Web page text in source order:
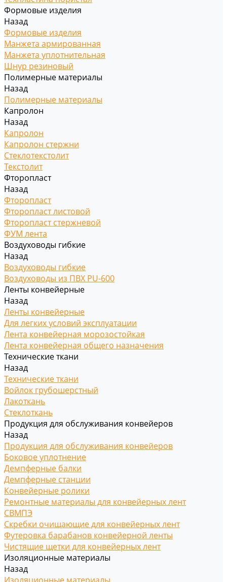
Формовые изделия
Назад
Формовые изделия
Манжета армированная
Манжета уплотнительная
Шнур резиновый
Полимерные материалы
Назад
Полимерные материалы
Капролон
Назад
Капролон
Капролон стержни
Стеклотекстолит
Текстолит
Фторопласт
Назад
Фторопласт
Фторопласт листовой
Фторопласт стержневой
ФУМ лента
Воздуховоды гибкие
Назад
Воздуховоды гибкие
Воздуховоды из ПВХ PU-600
Ленты конвейерные
Назад
Ленты конвейерные
Для легких условий эксплуатации
Лента конвейерная морозостойкая
Лента конвейерная общего назначения
Технические ткани
Назад
Технические ткани
Войлок грубошерстный
Лакоткань
Стеклоткань
Продукция для обслуживания конвейеров
Назад
Продукция для обслуживания конвейеров
Боковое уплотнение
Демпферные балки
Демпферные станции
Конвейерные ролики
Ремонтные материалы для конвейерных лент
СВМПЭ
Скребки очищающие для конвейерных лент
Футеровка барабанов конвейерной ленты
Чистящие щетки для конвейерных лент
Изоляционные материалы
Назад